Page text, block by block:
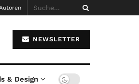
NEWSLETTER
& Design